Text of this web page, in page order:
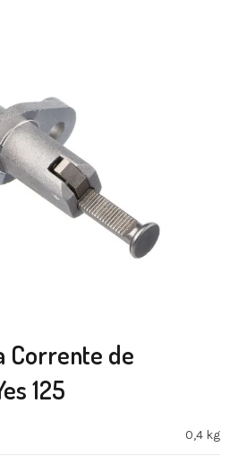
Corrente de
125
0,4 kg